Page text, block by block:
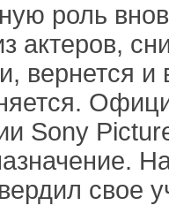
роль
актеров,
вернется и
Sony
свое